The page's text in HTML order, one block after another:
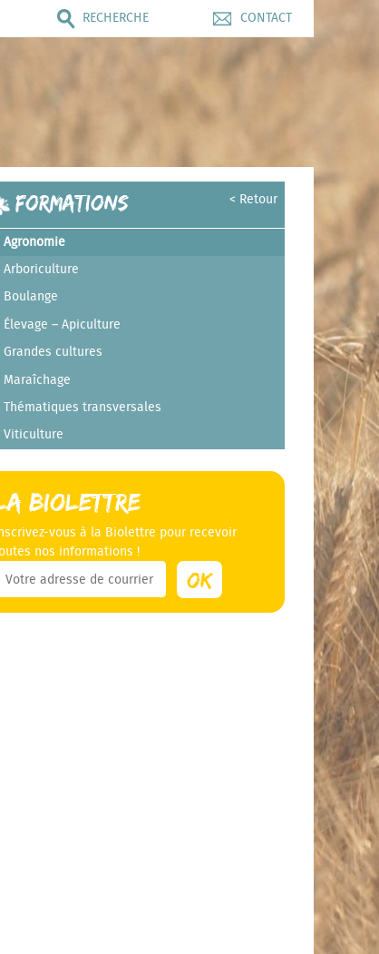
RECHERCHE CONTACT
< Retour
Formations
Agronomie
Arboriculture
Boulange
Élevage – Apiculture
Grandes cultures
Maraîchage
Thématiques transversales
Viticulture
Biolettre
vous à la Biolettre pour recevoir
nos informations !